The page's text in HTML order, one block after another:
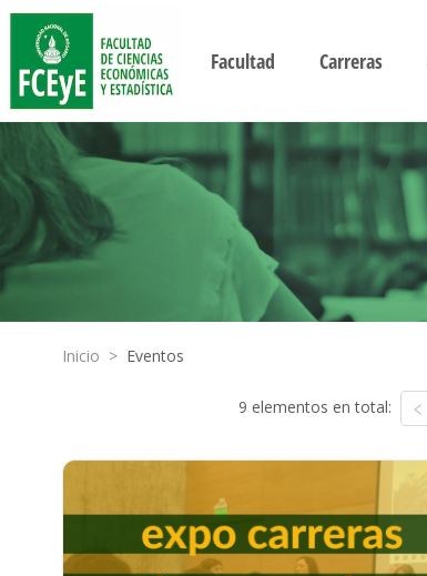
Facultad Carreras
Inicio > Eventos
9 elementos en total: